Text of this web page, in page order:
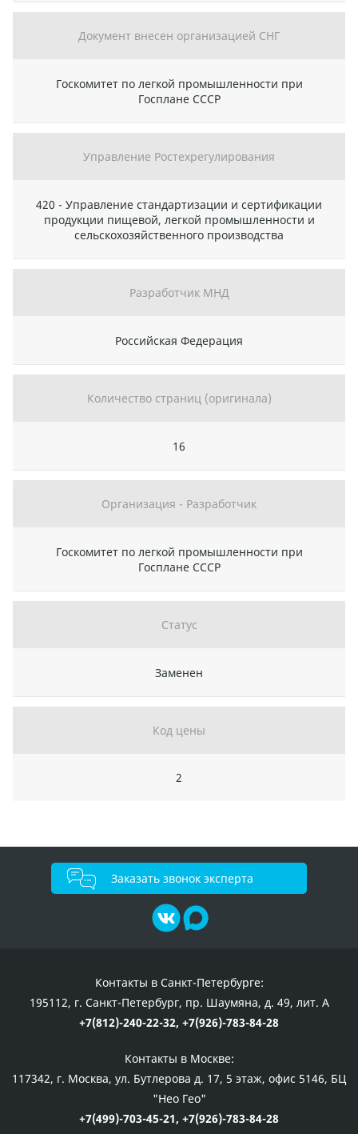
Документ внесен организацией СНГ
Госкомитет по легкой промышленности при
Госплане СССР
Управление Ростехрегулирования
420 - Управление стандартизации и сертификации
продукции пищевой, легкой промышленности и
сельскохозяйственного производства
Разработчик МНД
Российская Федерация
Количество страниц (оригинала)
16
Организация - Разработчик
Госкомитет по легкой промышленности при
Госплане СССР
Статус
Заменен
Код цены
2
Заказать звонок эксперта
Контакты в Санкт-Петербурге:
195112, г. Санкт-Петербург, пр. Шаумяна, д. 49, лит. А
+7(812)-240-22-32, +7(926)-783-84-28
Контакты в Москве:
117342, г. Москва, ул. Бутлерова д. 17, 5 этаж, офис 5146, БЦ
"Нео Гео"
+7(499)-703-45-21, +7(926)-783-84-28